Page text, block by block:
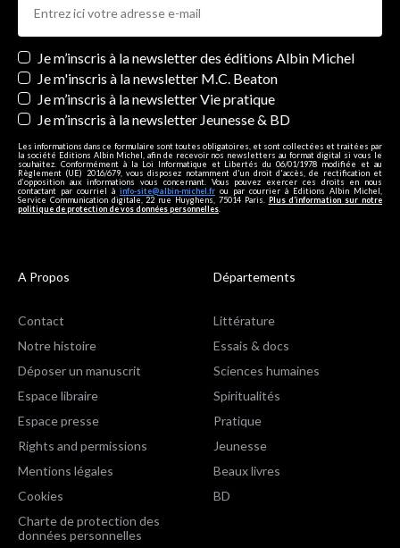
Newsletters
Je m’inscris à la newsletter des éditions Albin Michel
Je m'inscris à la newsletter M.C. Beaton
Je m’inscris à la newsletter Vie pratique
Je m’inscris à la newsletter Jeunesse & BD
Les informations dans ce formulaire sont toutes obligatoires, et sont collectées et traitées par
la société Editions Albin Michel, afin de recevoir nos newsletters au format digital si vous le
souhaitez. Conformément à la Loi Informatique et Libertés du 06/01/1978 modifiée et au
Règlement (UE) 2016/679, vous disposez notamment d'un droit d'accès, de rectification et
d’opposition aux informations vous concernant. Vous pouvez exercer ces droits en nous
contactant par courriel à info-site@albin-michel.fr ou par courrier à Editions Albin Michel,
Service Communication digitale, 22 rue Huyghens, 75014 Paris. Plus d’information sur notre
politique de protection de vos données personnelles
A Propos
Contact
Notre histoire
Déposer un manuscrit
Espace libraire
Espace presse
Rights and permissions
Mentions légales
Cookies
Charte de protection des
données personnelles
Départements
Littérature
Essais & docs
Sciences humaines
Spiritualités
Pratique
Jeunesse
Beaux livres
BD